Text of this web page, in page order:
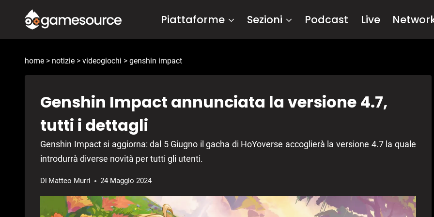
contenuto
Piattaforme Sezioni Podcast Live
home > notizie > videogiochi > genshin impact
Genshin Impact annunciata la versione 4.7,
tutti i dettagli
Genshin Impact si aggiorna: dal 5 Giugno il gacha di HoYoverse accoglierà la versione 4.7 la quale
introdurrà diverse novità per tutti gli utenti.
Di Matteo Murri 24 Maggio 2024